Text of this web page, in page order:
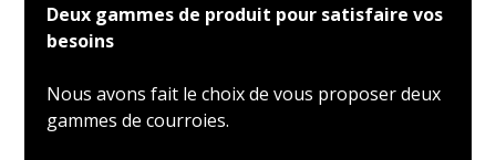
Deux gammes de produit pour satisfaire vos
besoins
Nous avons fait le choix de vous proposer deux
gammes de courroies.